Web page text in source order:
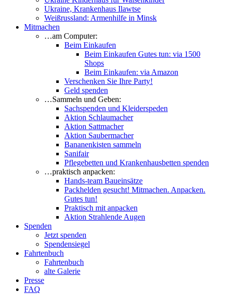
Ukraine, Krankenhaus Ilawtse
Weißrussland: Armenhilfe in Minsk
Mitmachen
…am Computer:
Beim Einkaufen
Beim Einkaufen Gutes tun: via 1500
Shops
Beim Einkaufen: via Amazon
Verschenken Sie Ihre Party!
Geld spenden
…Sammeln und Geben:
Sachspenden und Kleiderspeden
Aktion Schlaumacher
Aktion Sattmacher
Aktion Saubermacher
Bananenkisten sammeln
Sanifair
Pflegebetten und Krankenhausbetten spenden
…praktisch anpacken:
Hands-team Baueinsätze
Packhelden gesucht! Mitmachen. Anpacken.
Gutes tun!
Praktisch mit anpacken
Aktion Strahlende Augen
Spenden
Jetzt spenden
Spendensiegel
Fahrtenbuch
Fahrtenbuch
alte Galerie
Presse
FAQ